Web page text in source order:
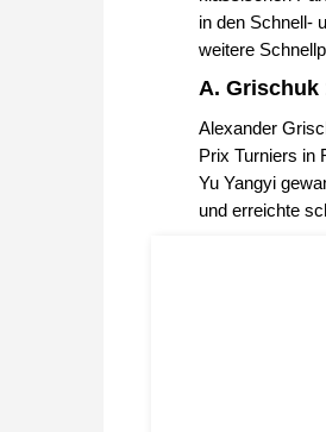
in den Schnell-
weitere
A. Grischuk
Alexander
Prix Turniers in
Yu Yangyi
und erreichte